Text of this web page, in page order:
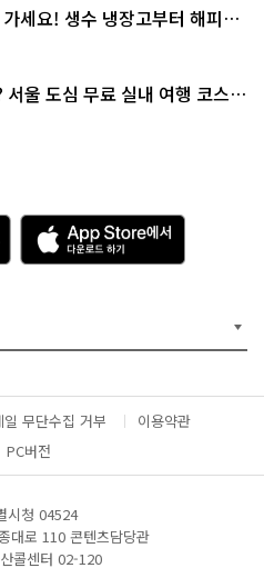
세요! 생수 냉장고부터 해피소
서울 도심 무료 실내 여행 코스
A
p
p
e
서
다
운
드
일 무단수집 거부
이용약관
PC버전
시청 04524
대로 110 콘텐츠담당관
콜센터 02-120